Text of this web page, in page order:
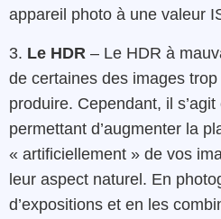
appareil photo à une valeur
3. Le HDR – Le HDR à
de certaines des images trop
produire. Cependant, il s’agit
permettant d’augmenter la
« artificiellement » de vos
leur aspect naturel. En
d’expositions et en les